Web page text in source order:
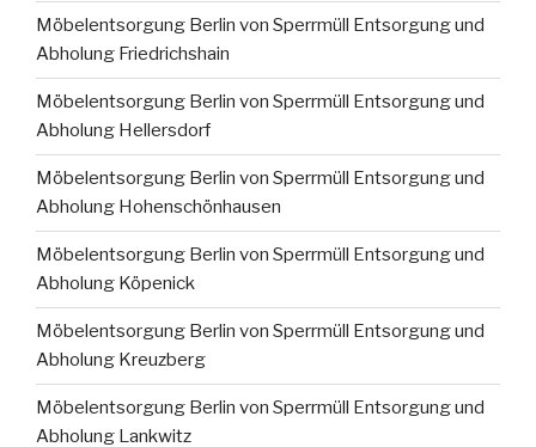
Möbelentsorgung Berlin von Sperrmüll Entsorgung und
Abholung Friedrichshain
Möbelentsorgung Berlin von Sperrmüll Entsorgung und
Abholung Hellersdorf
Möbelentsorgung Berlin von Sperrmüll Entsorgung und
Abholung Hohenschönhausen
Möbelentsorgung Berlin von Sperrmüll Entsorgung und
Abholung Köpenick
Möbelentsorgung Berlin von Sperrmüll Entsorgung und
Abholung Kreuzberg
Möbelentsorgung Berlin von Sperrmüll Entsorgung und
Abholung Lankwitz